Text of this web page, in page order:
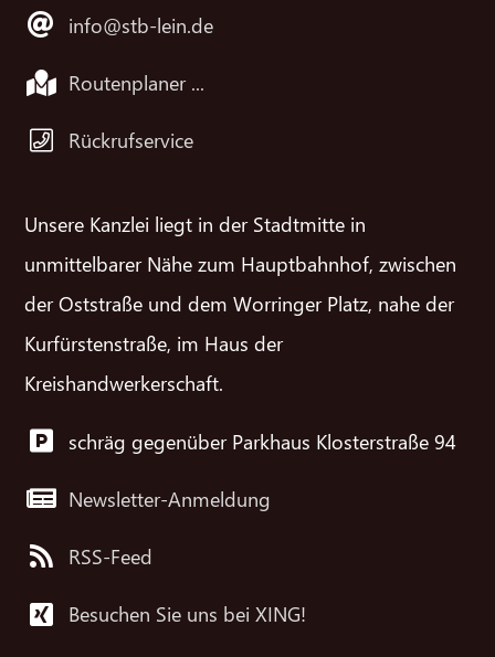
info@stb-lein.de
Routenplaner ...
Rückrufservice
Unsere Kanzlei liegt in der Stadtmitte in
unmittelbarer Nähe zum Hauptbahnhof, zwischen
der Oststraße und dem Worringer Platz, nahe der
Kurfürstenstraße, im Haus der
Kreishandwerkerschaft.
schräg gegenüber Parkhaus Klosterstraße 94
Newsletter-Anmeldung
RSS-Feed
Besuchen Sie uns bei XING!